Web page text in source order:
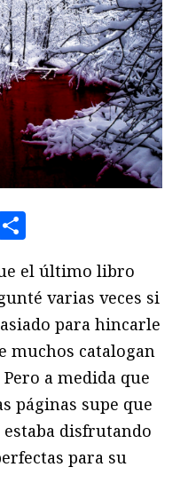
el último libro
varias veces si
para hincarle
muchos catalogan
a medida que
páginas supe que
estaba disfrutando
para su